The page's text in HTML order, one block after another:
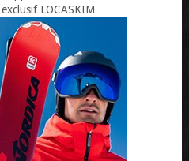
LOCASKIM